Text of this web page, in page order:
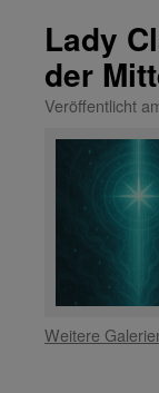
Lady
der
Veröffentlicht
Weitere